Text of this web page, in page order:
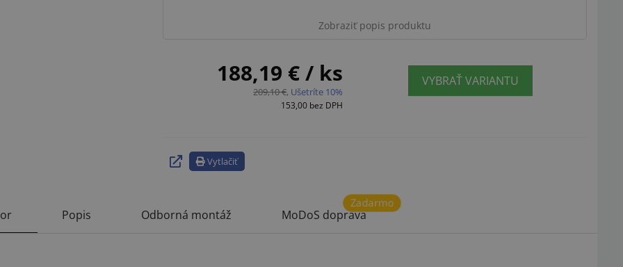
Zobraziť popis produktu
188,19 € / ks
209,10 €, Ušetríte 10%
153,00 bez DPH
VYBRAŤ VARIANTU
Vytlačiť
Popis Odborná montáž
Zadarmo
MoDoS doprava